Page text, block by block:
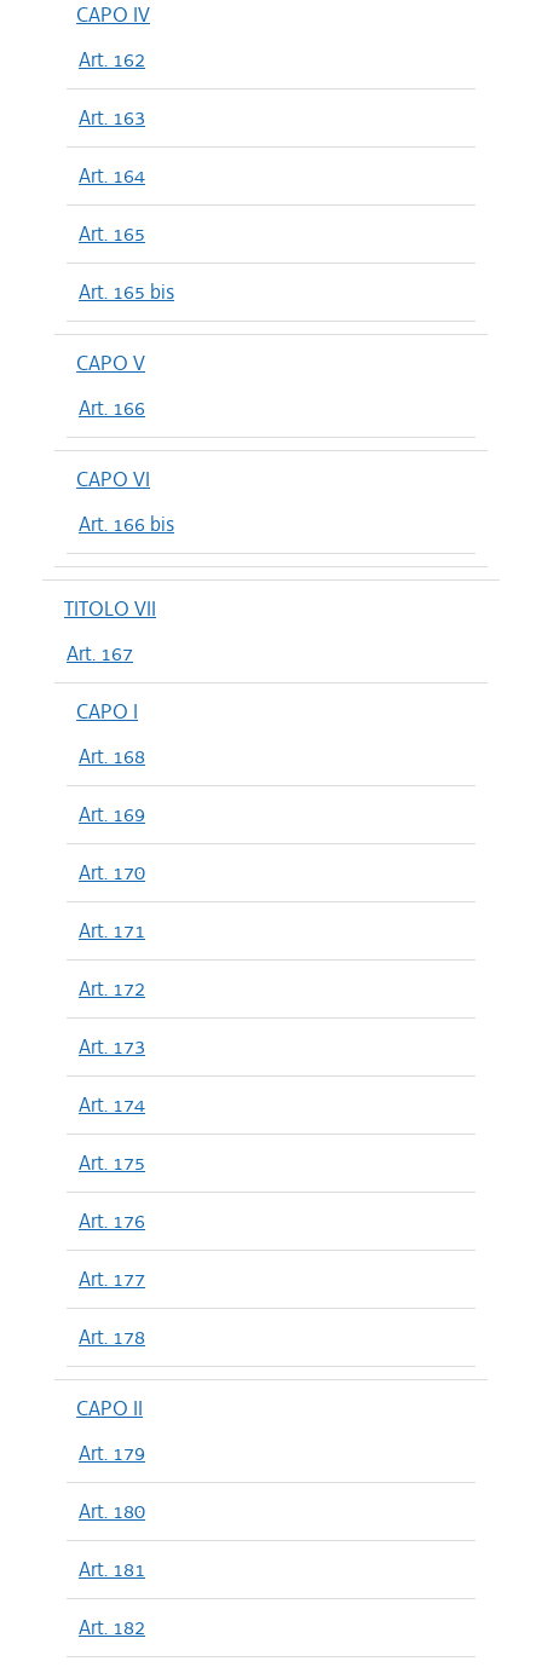
CAPO IV
Art. 162
Art. 163
Art. 164
Art. 165
Art. 165 bis
CAPO V
Art. 166
CAPO VI
Art. 166 bis
TITOLO VII
Art. 167
CAPO I
Art. 168
Art. 169
Art. 170
Art. 171
Art. 172
Art. 173
Art. 174
Art. 175
Art. 176
Art. 177
Art. 178
CAPO II
Art. 179
Art. 180
Art. 181
Art. 182